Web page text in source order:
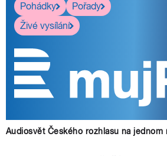
Pohádky
Pořady
Živé vysílání
Audiosvět Českého rozhlasu na jednom